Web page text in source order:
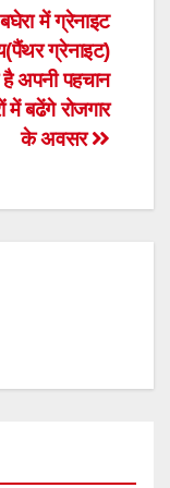
बघेरा में ग्रेनाइट
ग्रेनाइट)
है अपनी पहचान
में बढेंगे रोजगार
के अवसर